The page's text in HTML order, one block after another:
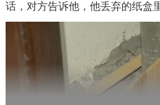
话，对方告诉他，他丢弃的纸盒